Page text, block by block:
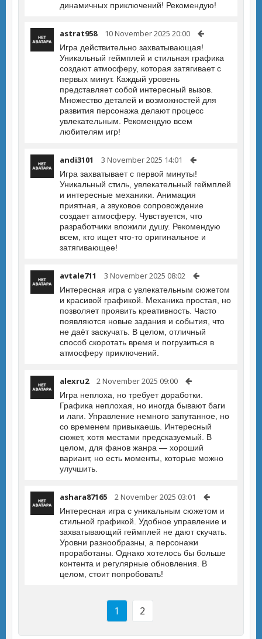
динамичных приключений! Рекомендую!
astrat958 10 November 2025 20:00
Игра действительно захватывающая!
Уникальный геймплей и стильная графика
создают атмосферу, которая затягивает с
первых минут. Каждый уровень
представляет собой интересный вызов.
Множество деталей и возможностей для
развития персонажа делают процесс
увлекательным. Рекомендую всем
любителям игр!
andi3101 3 November 2025 14:01
Игра захватывает с первой минуты!
Уникальный стиль, увлекательный геймплей
и интересные механики. Анимация
приятная, а звуковое сопровождение
создает атмосферу. Чувствуется, что
разработчики вложили душу. Рекомендую
всем, кто ищет что-то оригинальное и
затягивающее!
avtale711 3 November 2025 08:02
Интересная игра с увлекательным сюжетом
и красивой графикой. Механика простая, но
позволяет проявить креативность. Часто
появляются новые задания и события, что
не даёт заскучать. В целом, отличный
способ скоротать время и погрузиться в
атмосферу приключений.
alexru2 2 November 2025 09:00
Игра неплоха, но требует доработки.
Графика неплохая, но иногда бывают баги
и лаги. Управление немного запутанное, но
со временем привыкаешь. Интересный
сюжет, хотя местами предсказуемый. В
целом, для фанов жанра — хороший
вариант, но есть моменты, которые можно
улучшить.
ashara87165 2 November 2025 03:01
Интересная игра с уникальным сюжетом и
стильной графикой. Удобное управление и
захватывающий геймплей не дают скучать.
Уровни разнообразны, а персонажи
проработаны. Однако хотелось бы больше
контента и регулярные обновления. В
целом, стоит попробовать!
1 2